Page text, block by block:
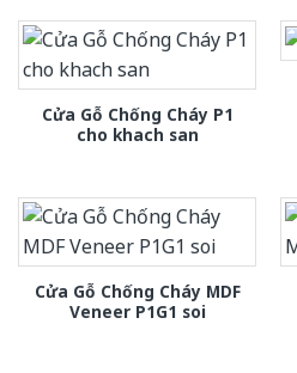
Cửa Gỗ Chống Cháy P1
cho khach san
Cửa Gỗ Chống Cháy MDF
Veneer P1G1 soi